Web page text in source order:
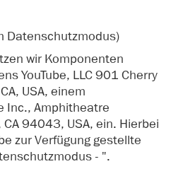
Datenschutzmodus)
wir Komponenten
YouTube, LLC 901 Cherry
USA, einem
Inc., Amphitheatre
94043, USA, ein. Hierbei
zur Verfügung gestellte
- ".